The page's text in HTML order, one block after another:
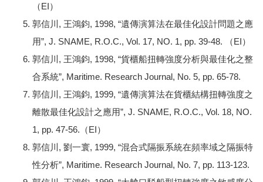
（EI）
郭信川, 王鴻鈞, 1998, “遺傳演算法在最佳化設計問題之應
用”, J. SNAME, R.O.C., Vol. 17, NO. 1, pp. 39-48. （EI）
郭信川, 王鴻鈞, 1998, “貨櫃船扭轉強度分析與最佳化之整
合系統”, Maritime. Research Journal, No. 5, pp. 65-78.
郭信川, 王鴻鈞, 1999, “遺傳演算法在貨櫃結構扭轉強度之
離散最佳化設計之應用”, J. SNAME, R.O.C., Vol. 18, NO.
1, pp. 47-56.（EI）
郭信川, 劉一寰, 1999, “混合式隔振系統在頻率域之隔振特
性分析”, Maritime. Research Journal, No. 7, pp. 113-123.